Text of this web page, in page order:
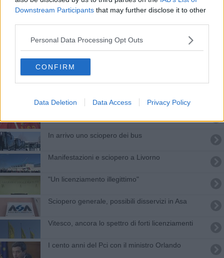
Downstream Participants that may further disclose it to other
Personal Data Processing Opt Outs
CONFIRM
Data Deletion Data Access Privacy Policy
"No al transito di armi dal porto"
Lavoro e pensioni, protesta sul tetto nell'Inps
Sostegno dei portuali alla Global Sumud Flotilla
In arrivo uno sciopero dei bus
Manifestazioni e sciopero a Livorno
"Un licenziamento illegittimo"
Sciopero generale, possibili disservizi in Asa
Vitesco, ancora lo spettro di forti licenziamenti
I cento anni del Pci con il ministro Orlando